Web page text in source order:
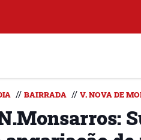
// BAIRRADA // V. NOVA DE